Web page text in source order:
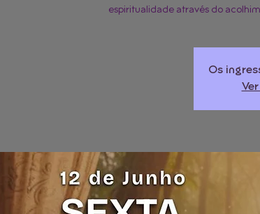
espiritualidade através do
Os